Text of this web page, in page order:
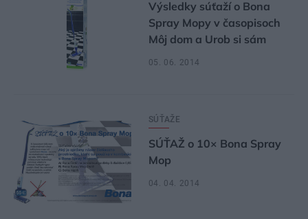
Výsledky súťaží o Bona
Spray Mopy v časopisoch
Môj dom a Urob si sám
05. 06. 2014
SÚŤAŽE
SÚŤAŽ o 10× Bona Spray
Mop
04. 04. 2014